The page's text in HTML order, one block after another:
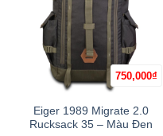
750,000₫
Eiger 1989 Migrate 2.0
Rucksack 35 – Màu Đen